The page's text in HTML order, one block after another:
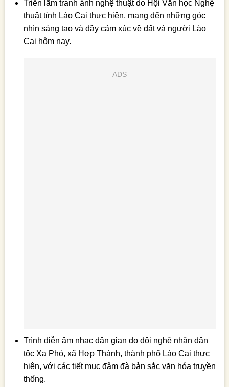
Triển lãm tranh ảnh nghệ thuật do Hội Văn học Nghệ
thuật tỉnh Lào Cai thực hiện, mang đến những góc
nhìn sáng tạo và đầy cảm xúc về đất và người Lào
Cai hôm nay.
ADS
Trình diễn âm nhạc dân gian do đội nghệ nhân dân
tộc Xa Phó, xã Hợp Thành, thành phố Lào Cai thực
hiện, với các tiết mục đậm đà bản sắc văn hóa truyền
thống.